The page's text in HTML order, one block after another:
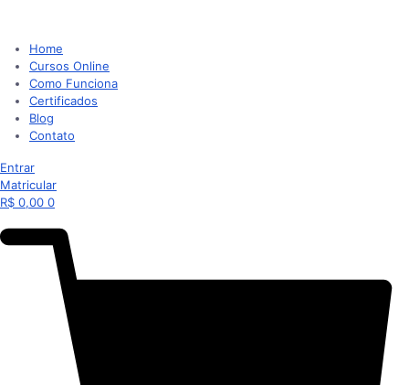
Home
Cursos Online
Como Funciona
Certificados
Blog
Contato
Entrar
Matricular
R$ 0,00 0